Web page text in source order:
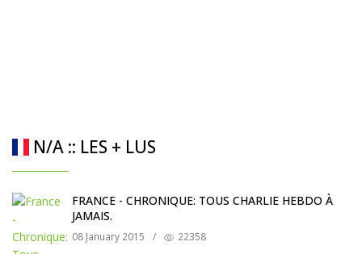
N/A :: LES + LUS
FRANCE - CHRONIQUE: TOUS CHARLIE HEBDO À
JAMAIS.
08 January 2015 / 22358